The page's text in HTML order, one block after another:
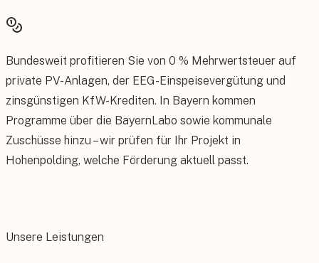
Bundesweit profitieren Sie von 0 % Mehrwertsteuer auf
private PV-Anlagen, der EEG-Einspeisevergütung und
zinsgünstigen KfW-Krediten. In Bayern kommen
Programme über die BayernLabo sowie kommunale
Zuschüsse hinzu – wir prüfen für Ihr Projekt in
Hohenpolding, welche Förderung aktuell passt.
Unsere Leistungen